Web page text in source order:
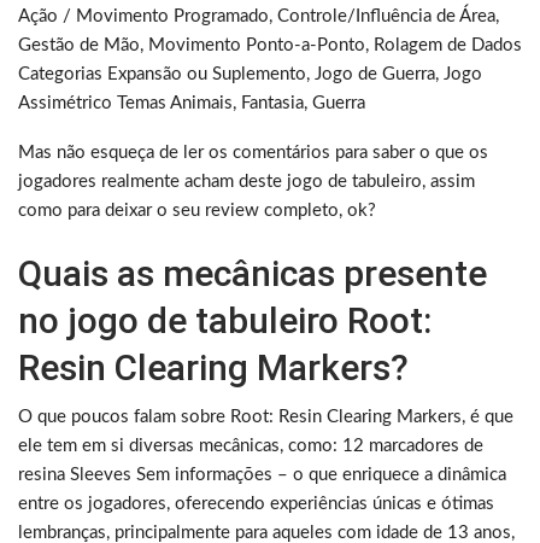
Ação / Movimento Programado, Controle/Influência de Área,
Gestão de Mão, Movimento Ponto-a-Ponto, Rolagem de Dados
Categorias Expansão ou Suplemento, Jogo de Guerra, Jogo
Assimétrico Temas Animais, Fantasia, Guerra
Mas não esqueça de ler os comentários para saber o que os
jogadores realmente acham deste jogo de tabuleiro, assim
como para deixar o seu review completo, ok?
Quais as mecânicas presente
no jogo de tabuleiro Root:
Resin Clearing Markers?
O que poucos falam sobre Root: Resin Clearing Markers, é que
ele tem em si diversas mecânicas, como: 12 marcadores de
resina Sleeves Sem informações – o que enriquece a dinâmica
entre os jogadores, oferecendo experiências únicas e ótimas
lembranças, principalmente para aqueles com idade de 13 anos,